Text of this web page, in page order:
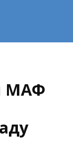
МАФ